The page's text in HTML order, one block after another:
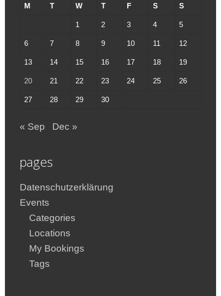
M T W T F S S
1 2 3 4 5
6 7 8 9 10 11 12
13 14 15 16 17 18 19
20 21 22 23 24 25 26
27 28 29 30
« Sep Dec »
pages
Datenschutzerklärung
Events
Categories
Locations
My Bookings
Tags